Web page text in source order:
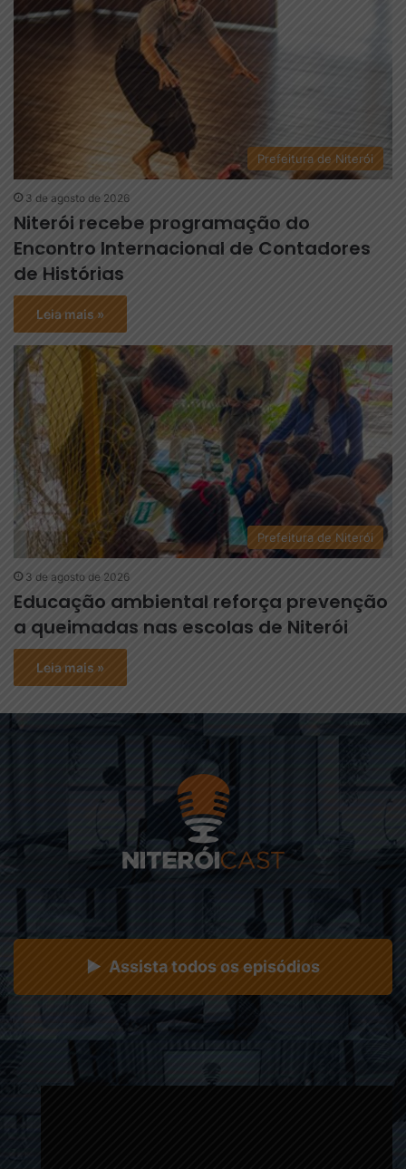
Prefeitura de Niterói
3 de agosto de 2026
Niterói recebe programação do
Encontro Internacional de Contadores
de Histórias
Leia mais »
Prefeitura de Niterói
3 de agosto de 2026
Educação ambiental reforça prevenção
a queimadas nas escolas de Niterói
Leia mais »
▶ Assista todos os episódios